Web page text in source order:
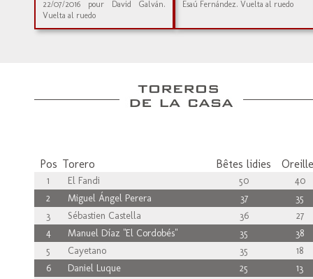
22/07/2016 pour David Galván.
Vuelta al ruedo
Esaú Fernández. Vuelta al ruedo
Pos Torero Bêtes lidies
1 El Fandi 50
40
2
Miguel Ángel Perera 37
35
3
Sébastien Castella 36
27
4
Manuel Díaz "El Cordobés" 35
38
5
Cayetano 35
18
6
Daniel Luque 25
13